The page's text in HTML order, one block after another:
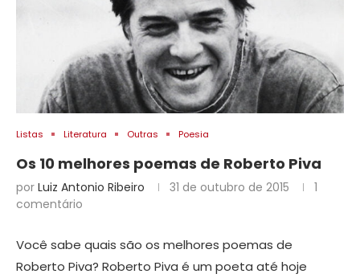
Listas Literatura Outras Poesia
Os 10 melhores poemas de Roberto Piva
por Luiz Antonio Ribeiro 31 de outubro de 2015
1
comentário
Você sabe quais são os melhores poemas de
Roberto Piva? Roberto Piva é um poeta até hoje